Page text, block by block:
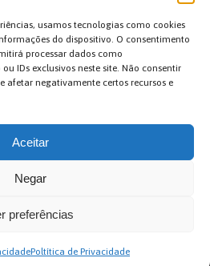
usamos tecnologias como cookies
do dispositivo. O consentimento
processar dados como
IDs exclusivos neste site. Não consentir
afetar negativamente certos recursos e
Aceitar
Negar
preferências
Poltítica de Privacidade
(em andamento)
Digital internet